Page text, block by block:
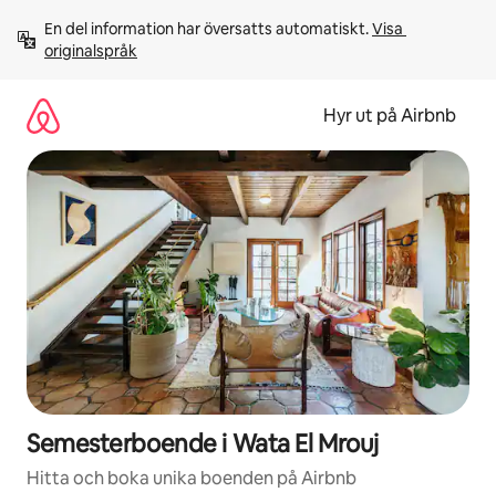
innehåll
En del information har översatts automatiskt. Visa
originalspråk
Hyr ut på Airbnb
Semesterboende i Wata El Mrouj
Hitta och boka unika boenden på Airbnb